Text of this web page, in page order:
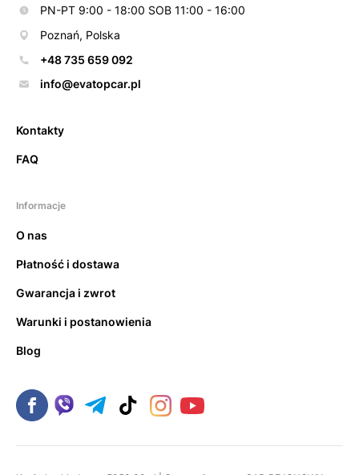
PN-PT 9:00 - 18:00 SOB 11:00 - 16:00
Poznań, Polska
+48 735 659 092
info@evatopcar.pl
Kontakty
FAQ
Informacje
O nas
Płatność i dostawa
Gwarancja i zwrot
Warunki i postanowienia
Blog